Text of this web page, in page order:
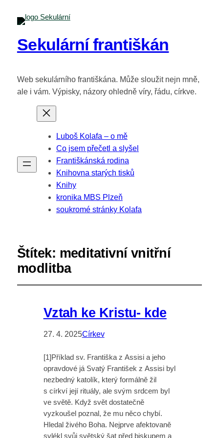
Sekulární františkán
Web sekulárního františkána. Může sloužit nejn mně,
ale i vám. Výpisky, názory ohledně víry, řádu, církve.
Luboš Kolafa – o mě
Co jsem přečetl a slyšel
Františkánská rodina
Knihovna starých tisků
Knihy
kronika MBS Plzeň
soukromé stránky Kolafa
Štítek: meditativní vnitřní
modlitba
Vztah ke Kristu- kde
27. 4. 2025Církev
[1]Příklad sv. Františka z Assisi a jeho
opravdové já Svatý František z Assisi byl
nezbedný katolík, který formálně žil
s církví její rituály, ale svým srdcem byl
ve světě. Když svět dostatečně
vyzkoušel poznal, že mu něco chybí.
Hledal živého Boha. Nejprve afektovaně
svlékl svůj světský šat před biskupem a